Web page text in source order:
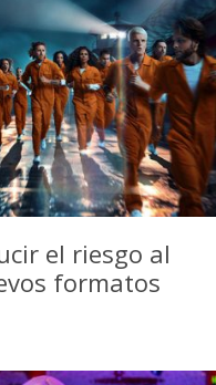
el riesgo al
formatos